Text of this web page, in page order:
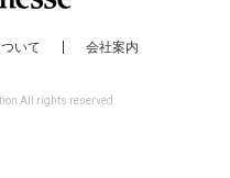
いて 会社案内
All rights reserved.